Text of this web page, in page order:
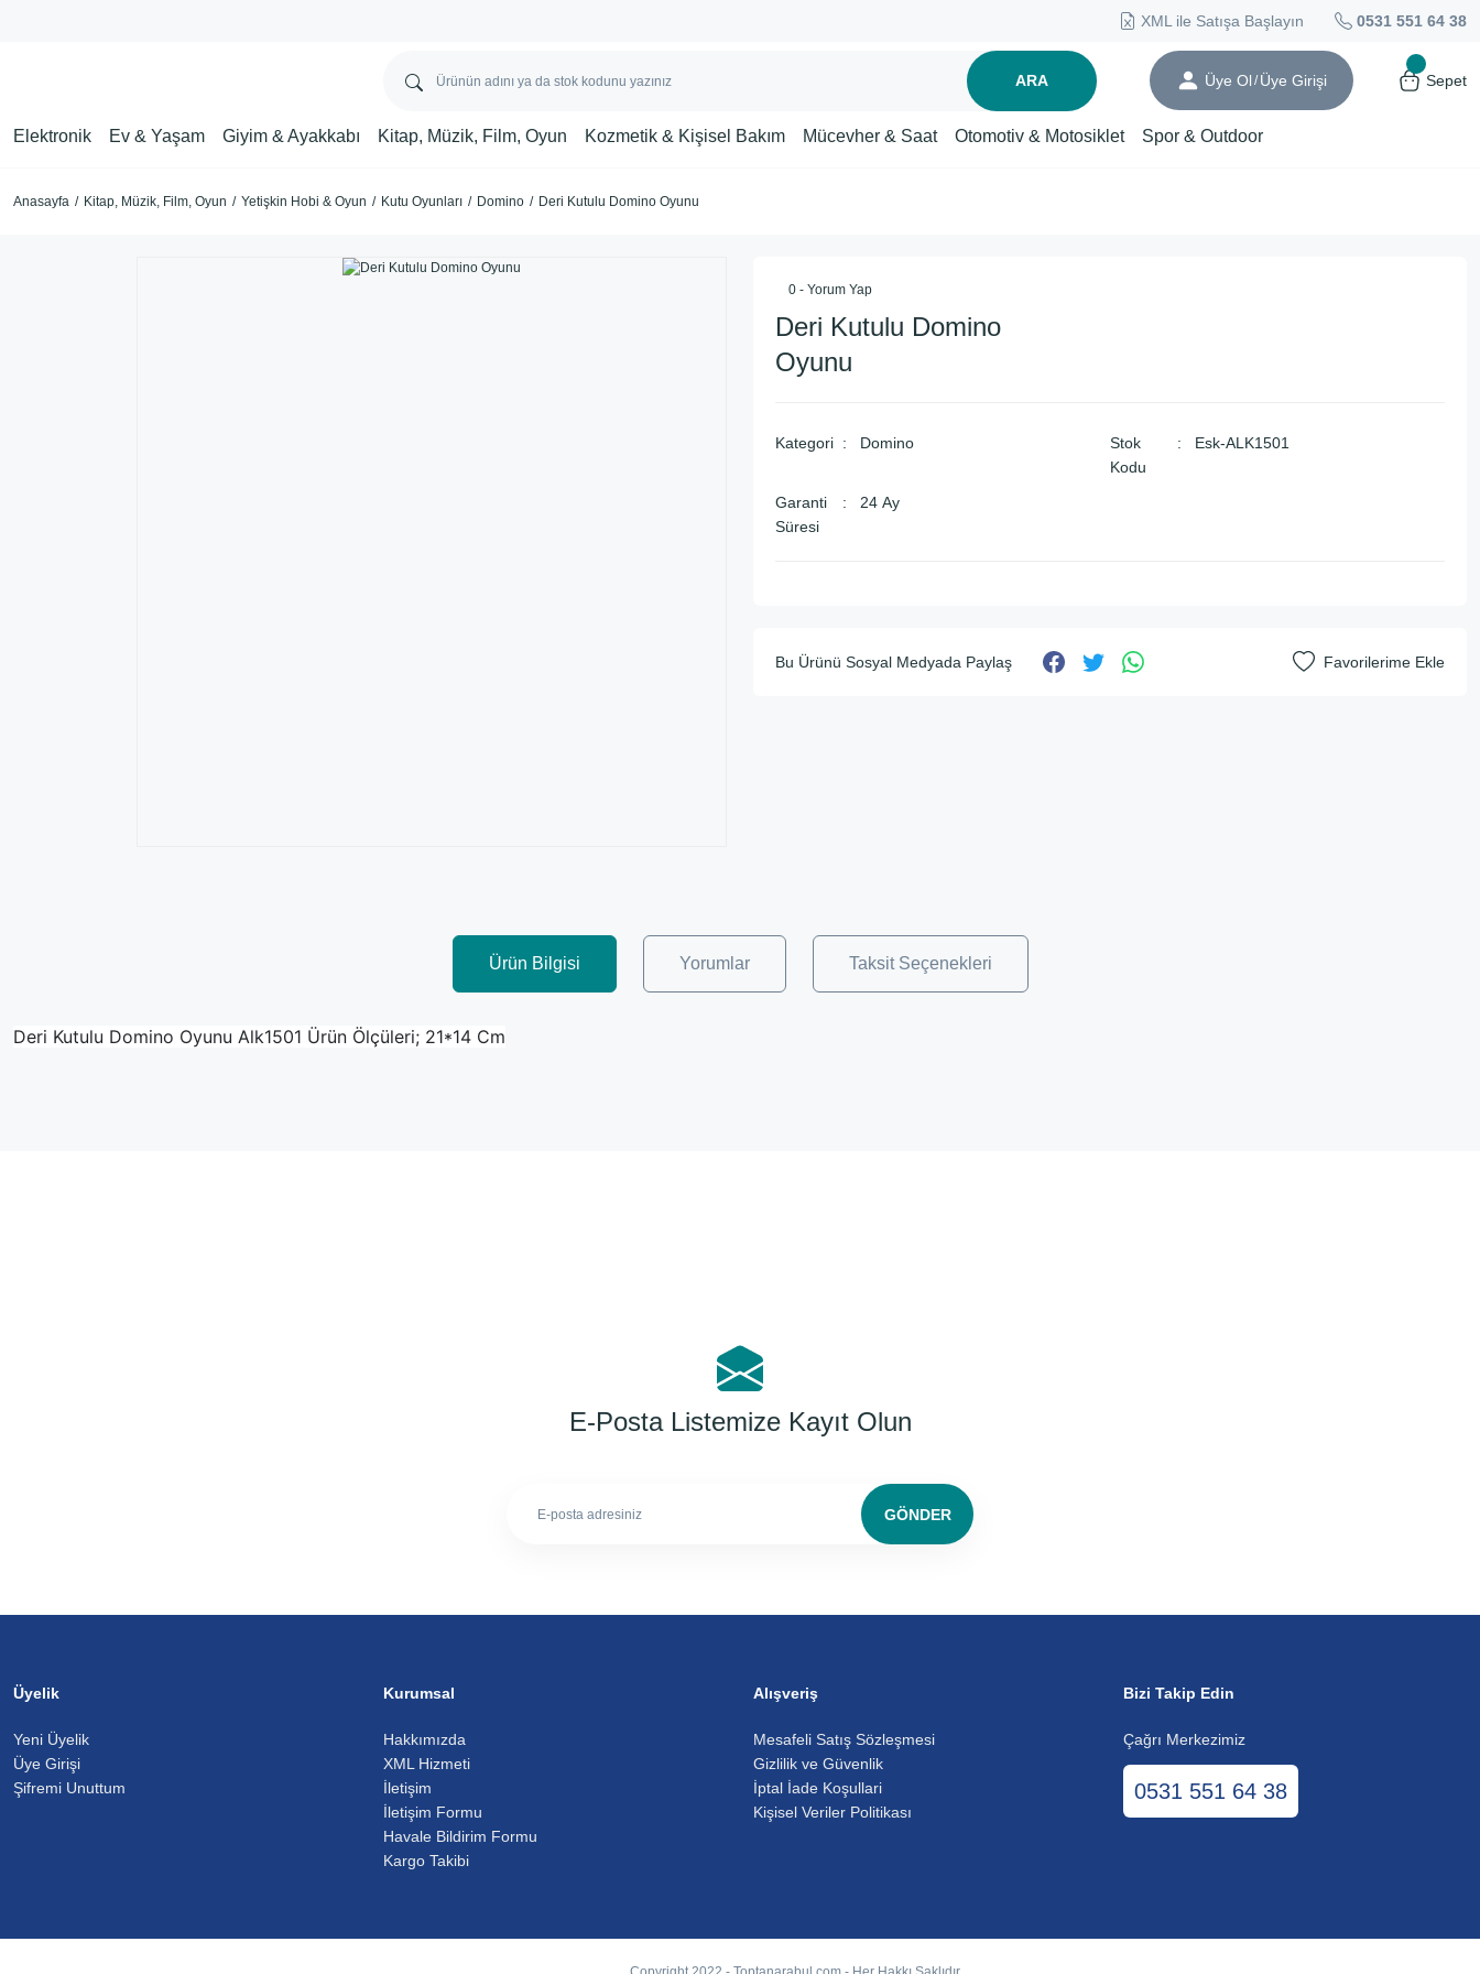
XML ile Satışa Başlayın 0531 551 64 38
ARA Üye Ol/ Üye Girişi Sepet
Elektronik Ev & Yaşam Giyim & Ayakkabı Kitap, Müzik, Film, Oyun Kozmetik & Kişisel Bakım Mücevher & Saat Otomotiv & Motosiklet Spor & Outdoor
Anasayfa Kitap, Müzik, Film, Oyun Yetişkin Hobi & Oyun Kutu Oyunları Domino Deri Kutulu Domino Oyunu
0 - Yorum Yap
Deri Kutulu Domino
Oyunu
Kategori Domino
Stok
Kodu
Esk-ALK1501
Garanti
Süresi
24 Ay
Bu Ürünü Sosyal Medyada Paylaş
Ürün Bilgisi Yorumlar Taksit Seçenekleri
Deri Kutulu Domino Oyunu Alk1501 Ürün Ölçüleri; 21*14 Cm
E-Posta Listemize Kayıt Olun
GÖNDER
Üyelik
Yeni Üyelik
Üye Girişi
Şifremi Unuttum
Kurumsal
Hakkımızda
XML Hizmeti
İletişim
İletişim Formu
Havale Bildirim Formu
Kargo Takibi
Alışveriş
Mesafeli Satış Sözleşmesi
Gizlilik ve Güvenlik
İptal İade Koşullari
Kişisel Veriler Politikası
Bizi Takip Edin
Çağrı Merkezimiz
0531 551 64 38